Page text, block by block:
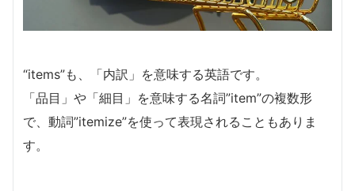
“items”も、「内訳」を意味する英語です。
「品目」や「細目」を意味する名詞”item”の複数形
で、動詞”itemize”を使って表現されることもありま
す。